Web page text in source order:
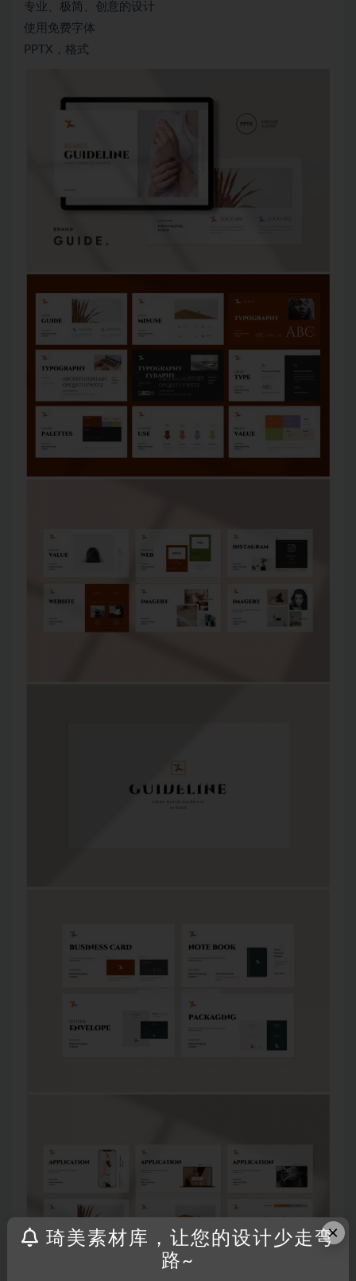
专业、极简、创意的设计
使用免费字体
PPTX，格式
×
琦美素材库，让您的设计少走弯
路~